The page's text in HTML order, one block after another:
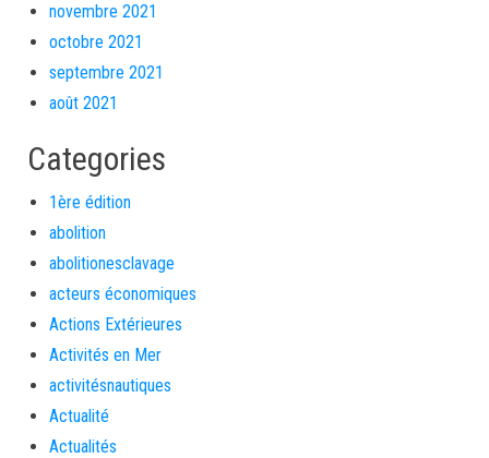
novembre 2021
octobre 2021
septembre 2021
août 2021
Categories
1ère édition
abolition
abolitionesclavage
acteurs économiques
Actions Extérieures
Activités en Mer
activitésnautiques
Actualité
Actualités